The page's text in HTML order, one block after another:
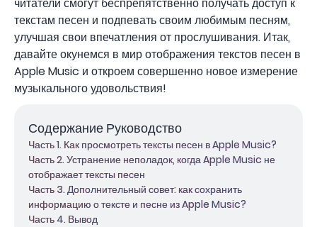
текстам песен и подпевать своим любимым песням,
улучшая свои впечатления от прослушивания. Итак,
давайте окунемся в мир отображения текстов песен в
Apple Music и откроем совершенно новое измерение
музыкального удовольствия!
Содержание Руководство
Часть 1. Как просмотреть тексты песен в Apple Music?
Часть 2. Устранение неполадок, когда Apple Music не
отображает тексты песен
Часть 3. Дополнительный совет: как сохранить
информацию о тексте и песне из Apple Music?
Часть 4. Вывод